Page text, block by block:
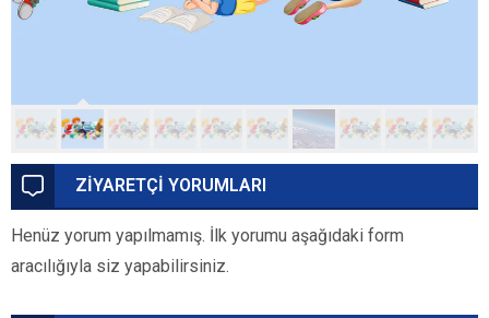
ZİYARETÇİ YORUMLARI
Henüz yorum yapılmamış. İlk yorumu aşağıdaki form
aracılığıyla siz yapabilirsiniz.